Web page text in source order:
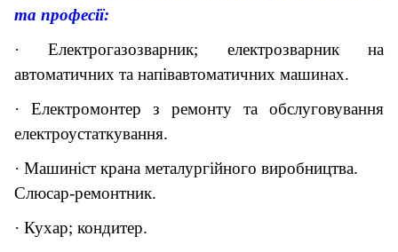
та професії:
· Електрогазозварник; електрозварник на
автоматичних та напівавтоматичних машинах.
· Електромонтер з ремонту та обслуговування
електроустаткування.
· Машиніст крана металургійного виробництва.
Слюсар-ремонтник.
· Кухар; кондитер.